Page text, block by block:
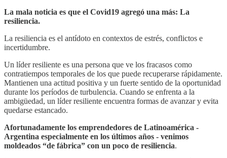
La mala noticia es que el Covid19 agregó una más: La
resiliencia.
La resiliencia es el antídoto en contextos de estrés, conflictos e
incertidumbre.
Un líder resiliente es una persona que ve los fracasos como
contratiempos temporales de los que puede recuperarse rápidamente.
Mantienen una actitud positiva y un fuerte sentido de la oportunidad
durante los períodos de turbulencia. Cuando se enfrenta a la
ambigüedad, un líder resiliente encuentra formas de avanzar y evita
quedarse estancado.
Afortunadamente los emprendedores de Latinoamérica -
Argentina especialmente en los últimos años - venimos
moldeados “de fábrica” con un poco de resiliencia.